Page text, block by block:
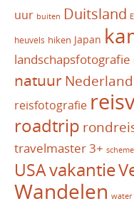
uur buiten Duitsland
heuvels hiken Japan
landschapsfotografie
natuur Nederland
reisfotografie
roadtrip
travelmaster 3+
USAvakantie
Wandelen water